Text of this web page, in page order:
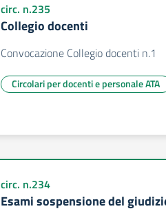
circ. n.235
Collegio docenti
Convocazione Collegio docenti n.1
Circolari per docenti e personale ATA
circ. n.234
Esami sospensione del